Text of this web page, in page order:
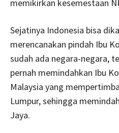
memikirkan kesemestaan
Sejatinya Indonesia bisa
merencanakan pindah Ibu
sudah ada negara-negara,
pernah memindahkan Ibu
Malaysia yang
Lumpur, sehingga
Jaya.